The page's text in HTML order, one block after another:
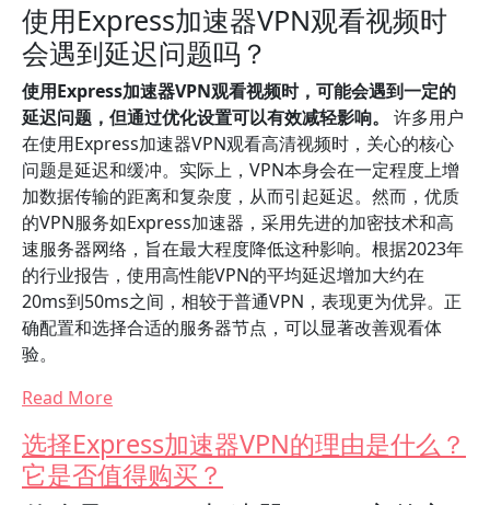
使用Express加速器VPN观看视频时
会遇到延迟问题吗？
使用Express加速器VPN观看视频时，可能会遇到一定的
延迟问题，但通过优化设置可以有效减轻影响。
许多用户
在使用Express加速器VPN观看高清视频时，关心的核心
问题是延迟和缓冲。实际上，VPN本身会在一定程度上增
加数据传输的距离和复杂度，从而引起延迟。然而，优质
的VPN服务如Express加速器，采用先进的加密技术和高
速服务器网络，旨在最大程度降低这种影响。根据2023年
的行业报告，使用高性能VPN的平均延迟增加大约在
20ms到50ms之间，相较于普通VPN，表现更为优异。正
确配置和选择合适的服务器节点，可以显著改善观看体
验。
Read More
选择Express加速器VPN的理由是什么？
它是否值得购买？